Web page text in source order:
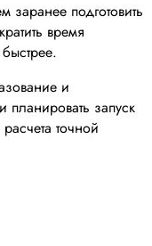
подготовить
время
и
запуск
точной